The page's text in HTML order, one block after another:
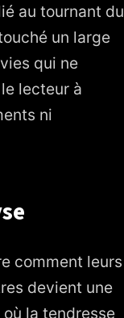
au tournant du
un large
qui ne
lecteur à
ni
comment leurs
devient une
la tendresse